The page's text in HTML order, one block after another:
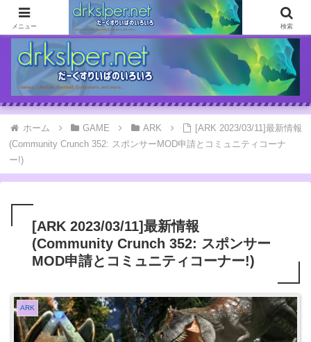
ゲームとか自分の体験談とか書いてます
ホーム GAME ARK
[ARK 2023/03/11]最新情報
(Community Crunch 352: スポンサーMOD申請とコミュニティコーナ
ー!)
[ARK 2023/03/11]最新情報
(Community Crunch 352: スポンサー
MOD申請とコミュニティコーナー!)
ARK
メニュー 検索